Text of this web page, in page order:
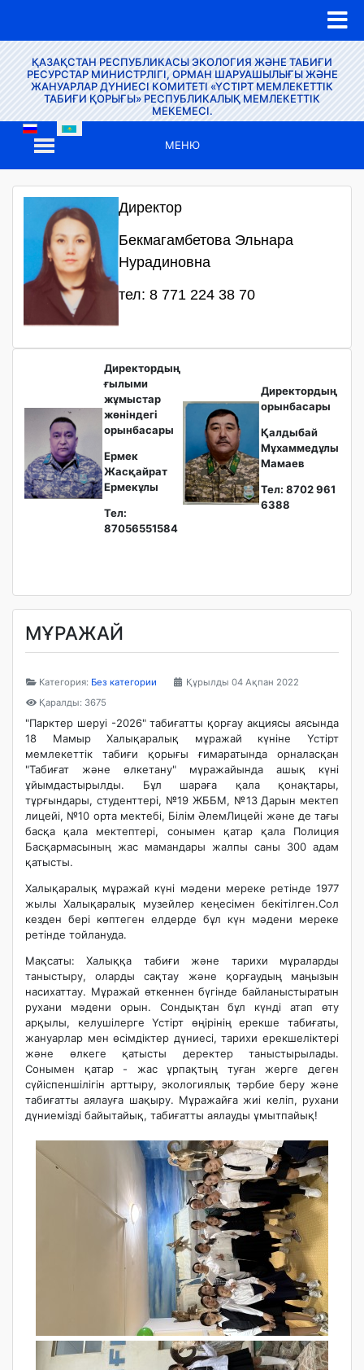
ҚАЗАҚСТАН РЕСПУБЛИКАСЫ ЭКОЛОГИЯ ЖӘНЕ ТАБИҒИ
РЕСУРСТАР МИНИСТРЛІГІ, ОРМАН ШАРУАШЫЛЫҒЫ ЖӘНЕ
ЖАНУАРЛАР ДҮНИЕСІ КОМИТЕТІ «ҮСТІРТ МЕМЛЕКЕТТІК
ТАБИҒИ ҚОРЫҒЫ» РЕСПУБЛИКАЛЫҚ МЕМЛЕКЕТТІК
МЕКЕМЕСІ.
МЕНЮ
Директор
Бекмагамбетова Эльнара
Нурадиновна
тел: 8 771 224 38 70
Директордың
ғылыми
жұмыстар
жөніндегі
орынбасары
Ермек
Жасқайрат
Ермекұлы
Тел:
87056551584
Директордың
орынбасары
Қалдыбай
Мұхаммедұлы
Мамаев
Тел: 8702 961
6388
МҰРАЖАЙ
Категория: Без категории
Құрылды 04 Ақпан 2022
Қаралды: 3675
"Парктер шеруі -2026" табиғатты қорғау акциясы аясында
18 Мамыр Халықаралық мұражай күніне Үстірт
мемлекеттік табиғи қорығы ғимаратында орналасқан
"Табиғат және өлкетану" мұражайында ашық күні
ұйымдастырылды. Бұл шараға қала қонақтары,
тұрғындары, студенттері, №19 ЖББМ, №13 Дарын мектеп
лицейі, №10 орта мектебі, Білім ӘлемЛицейі және де тағы
басқа қала мектептері, сонымен қатар қала Полиция
Басқармасының жас мамандары жалпы саны 300 адам
қатысты.
Халықаралық мұражай күні мәдени мереке ретінде 1977
жылы Халықаралық музейлер кеңесімен бекітілген.Сол
кезден бері көптеген елдерде бұл күн мәдени мереке
ретінде тойлануда.
Мақсаты: Халыққа табиғи және тарихи мұраларды
таныстыру, оларды сақтау және қорғаудың маңызын
насихаттау. Мұражай өткеннен бүгінде байланыстыратын
рухани мәдени орын. Сондықтан бұл күнді атап өту
арқылы, келушілерге Үстірт өңірінің ерекше табиғаты,
жануарлар мен өсімдіктер дүниесі, тарихи ерекшеліктері
және өлкеге қатысты деректер таныстырылады.
Сонымен қатар - жас ұрпақтың туған жерге деген
сүйіспеншілігін арттыру, экологиялық тәрбие беру және
табиғатты аялауға шақыру. Мұражайға жиі келіп, рухани
дүниемізді байытайық, табиғатты аялауды ұмытпайық!